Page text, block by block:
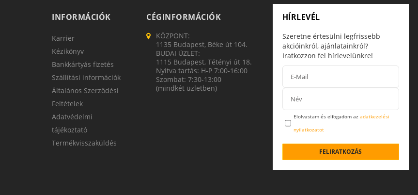
INFORMÁCIÓK
Karrier
Kézikönyv
Bankkártyás fizetés
Szállítási információk
Általános Szerződési
Feltételek
Adatvédelmi
tájékoztató
Termékvisszaküldés
CÉGINFORMÁCIÓK
KÖZPONT:
1135 Budapest, Béke út 104.
BUDAI ÜZLET:
1115 Budapest, Tétényi út 18.
Nyitva tartás: H-P 7:00-16:00
Szombat: 7:30-13:00
(mindkét üzletben)
HÍRLEVÉL
Szeretne értesülni legfrissebb
akcióinkról, ajánlatainkról?
Iratkozzon fel hírlevelünkre!
Elolvastam és elfogadom az adatkezelési
nyilatkozatot
FELIRATKOZÁS